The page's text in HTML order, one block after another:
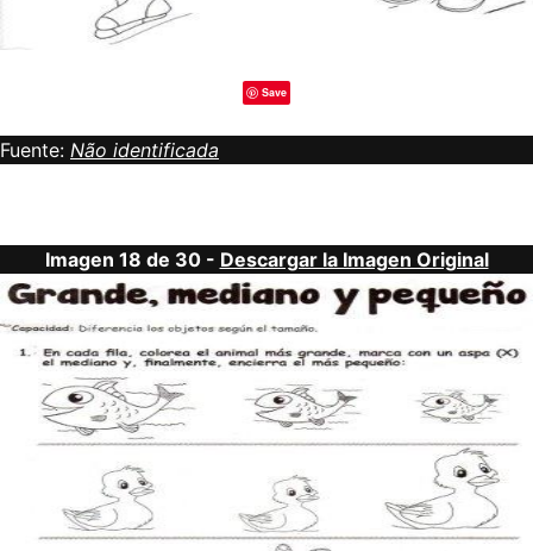
Save
Fuente: Não identificada
Imagen 18 de 30 - Descargar la Imagen Original